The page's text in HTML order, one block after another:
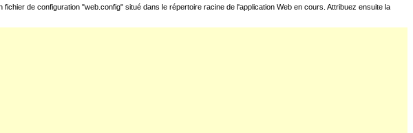
de configuration "web.config" situé dans le répertoire racine de l'application Web en cours. Attribuez ensuite la